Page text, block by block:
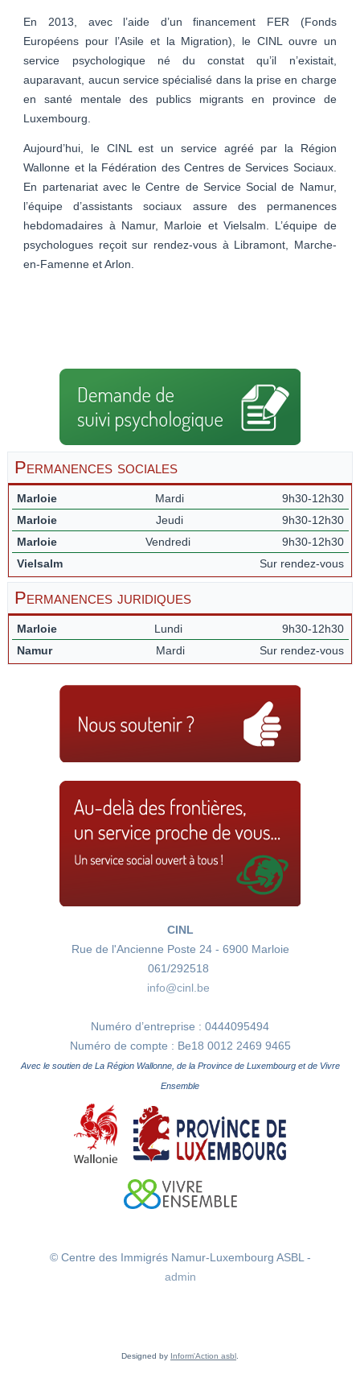
En 2013, avec l’aide d’un financement FER (Fonds
Européens pour l’Asile et la Migration), le CINL ouvre un
service psychologique né du constat qu’il n’existait,
auparavant, aucun service spécialisé dans la prise en charge
en santé mentale des publics migrants en province de
Luxembourg.
Aujourd’hui, le CINL est un service agréé par la Région
Wallonne et la Fédération des Centres de Services Sociaux.
En partenariat avec le Centre de Service Social de Namur,
l’équipe d’assistants sociaux assure des permanences
hebdomadaires à Namur, Marloie et Vielsalm. L’équipe de
psychologues reçoit sur rendez-vous à Libramont, Marche-
en-Famenne et Arlon.
Permanences sociales
Marloie Mardi
9h30-12h30
Marloie
Jeudi
9h30-12h30
Marloie
Vendredi
9h30-12h30
Vielsalm
Sur rendez-vous
Permanences juridiques
Marloie Lundi
9h30-12h30
Namur
Mardi Sur rendez-vous
CINL
Rue de l'Ancienne Poste 24 - 6900 Marloie
061/292518
info@cinl.be
Numéro d’entreprise : 0444095494
Numéro de compte : Be18 0012 2469 9465
Avec le soutien de La Région Wallonne, de la Province de Luxembourg et de Vivre
Ensemble
© Centre des Immigrés Namur-Luxembourg ASBL -
admin
Designed by Inform'Action asbl.